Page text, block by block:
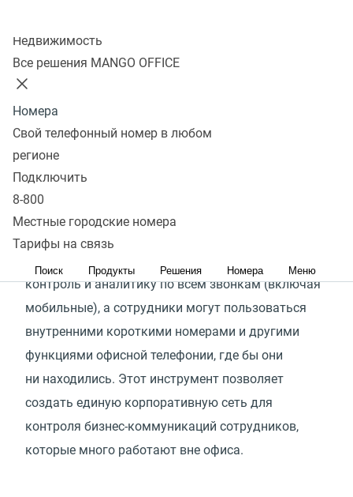
Недвижимость
Все решения MANGO OFFICE
Номера
Свой телефонный номер в любом
регионе
Подключить
8-800
Местные городские номера
Тарифы на связь
Поиск Продукты Решения Номера Меню
Что такое Mango Mobile?
Mango Mobile — это FMC-решение
Convergence), превращающее обычный
мобильный телефон в полноценный офисный
номер со всеми возможностями АТС.
контроль и аналитику по всем звонкам (включая
мобильные), а сотрудники могут пользоваться
внутренними короткими номерами и другими
функциями офисной телефонии, где бы они
ни находились. Этот инструмент позволяет
создать единую корпоративную сеть для
контроля бизнес-коммуникаций сотрудников,
которые много работают вне офиса.